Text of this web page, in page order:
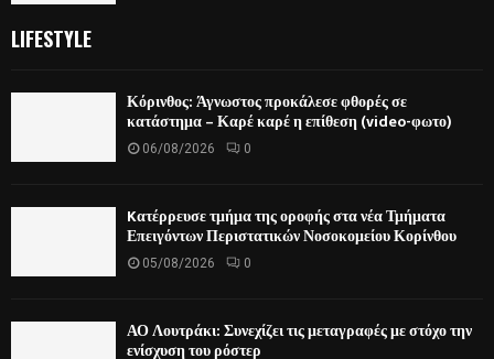
LIFESTYLE
Κόρινθος: Άγνωστος προκάλεσε φθορές σε
κατάστημα – Καρέ καρέ η επίθεση (video-φωτο)
06/08/2026 0
Kατέρρευσε τμήμα της οροφής στα νέα Τμήματα
Επειγόντων Περιστατικών Νοσοκομείου Κορίνθου
05/08/2026 0
ΑΟ Λουτράκι: Συνεχίζει τις μεταγραφές με στόχο την
ενίσχυση του ρόστερ